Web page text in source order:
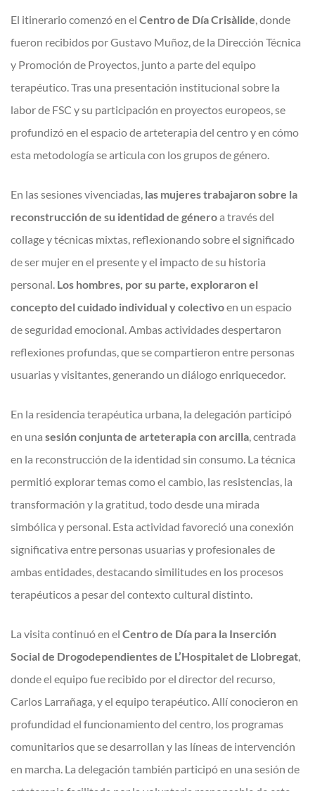
El itinerario comenzó en el Centro de Día Crisàlide, donde
fueron recibidos por Gustavo Muñoz, de la Dirección Técnica
y Promoción de Proyectos, junto a parte del equipo
terapéutico. Tras una presentación institucional sobre la
labor de FSC y su participación en proyectos europeos, se
profundizó en el espacio de arteterapia del centro y en cómo
esta metodología se articula con los grupos de género.
En las sesiones vivenciadas, las mujeres trabajaron sobre la
reconstrucción de su identidad de géneroa través del
collage y técnicas mixtas, reflexionando sobre el significado
de ser mujer en el presente y el impacto de su historia
personal. Los hombres, por su parte, exploraron el
concepto del cuidado individual y colectivoen un espacio
de seguridad emocional. Ambas actividades despertaron
reflexiones profundas, que se compartieron entre personas
usuarias y visitantes, generando un diálogo enriquecedor.
En la residencia terapéutica urbana, la delegación participó
en una sesión conjunta de arteterapia con arcilla, centrada
en la reconstrucción de la identidad sin consumo. La técnica
permitió explorar temas como el cambio, las resistencias, la
transformación y la gratitud, todo desde una mirada
simbólica y personal. Esta actividad favoreció una conexión
significativa entre personas usuarias y profesionales de
ambas entidades, destacando similitudes en los procesos
terapéuticos a pesar del contexto cultural distinto.
La visita continuó en el Centro de Día para la Inserción
Social de Drogodependientes de L’Hospitalet de Llobregat,
donde el equipo fue recibido por el director del recurso,
Carlos Larrañaga, y el equipo terapéutico. Allí conocieron en
profundidad el funcionamiento del centro, los programas
comunitarios que se desarrollan y las líneas de intervención
en marcha. La delegación también participó en una sesión de